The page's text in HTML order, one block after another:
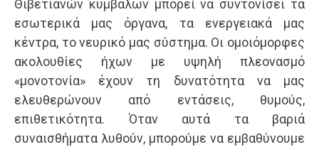
Θιβετιανών κυμβάλων μπορεί να συντονίσει τα
εσωτερικά μας όργανα, τα ενεργειακά μας
κέντρα, το νευρικό μας σύστημα. Οι ομοιόμορφες
ακολουθίες ήχων με υψηλή πλεονασμό
«μονοτονία» έχουν τη δυνατότητα να μας
ελευθερώνουν από εντάσεις, θυμούς,
επιθετικότητα. Όταν αυτά τα βαριά
συναισθήματα λυθούν, μπορούμε να εμβαθύνουμε